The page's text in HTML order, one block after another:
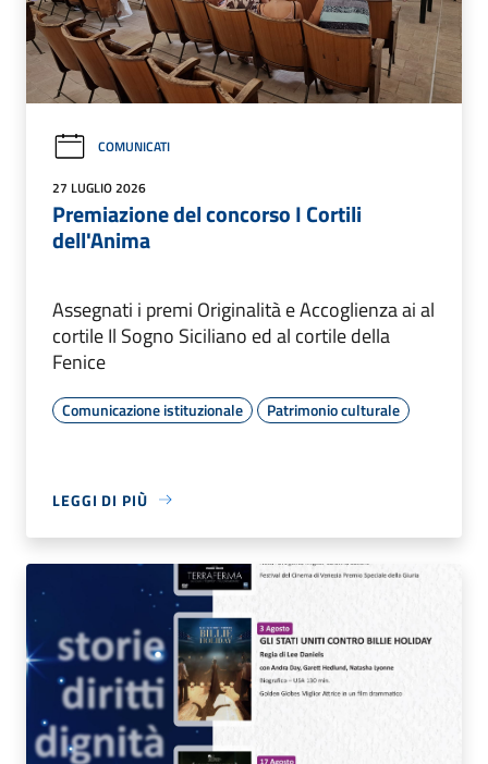
COMUNICATI
27 LUGLIO 2026
Premiazione del concorso I Cortili
dell'Anima
Assegnati i premi Originalità e Accoglienza ai al
cortile Il Sogno Siciliano ed al cortile della
Fenice
Comunicazione istituzionale Patrimonio culturale
LEGGI DI PIÙ